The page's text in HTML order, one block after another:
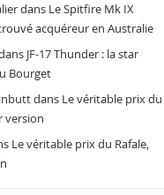
dans Le Spitfire Mk IX
acquéreur en Australie
JF-17 Thunder : la star
Bourget
dans Le véritable prix du
version
Le véritable prix du Rafale,